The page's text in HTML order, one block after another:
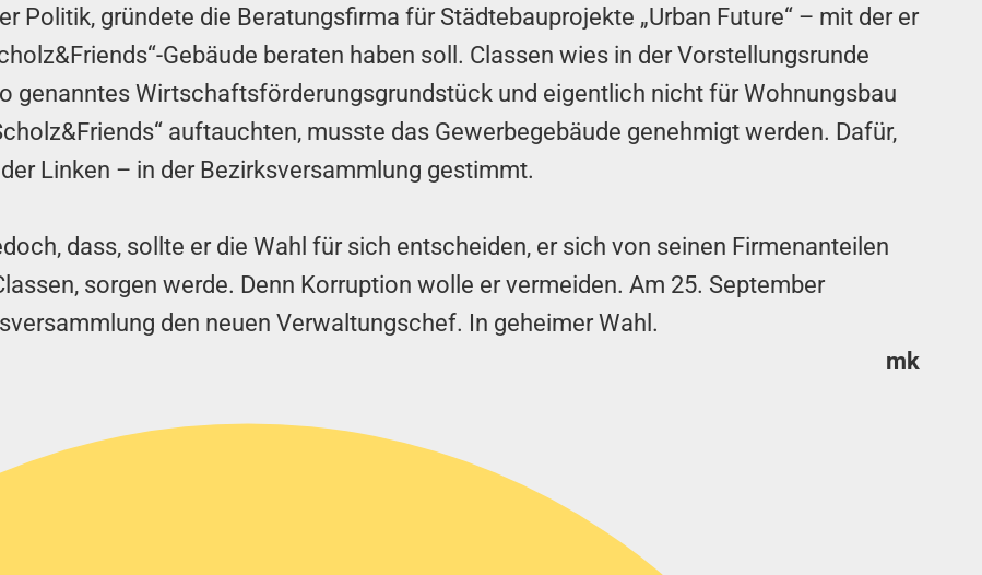
Politik, gründete die Beratungsfirma für Städtebauprojekte „Urban Future“ – mit der er
Gebäude beraten haben soll. Classen wies in der Vorstellungsrunde
genanntes Wirtschaftsförderungsgrundstück und eigentlich nicht für Wohnungsbau
auftauchten, musste das Gewerbegebäude genehmigt werden. Dafür,
Linken – in der Bezirksversammlung gestimmt.
dass, sollte er die Wahl für sich entscheiden, er sich von seinen Firmenanteilen
sorgen werde. Denn Korruption wolle er vermeiden. Am 25. September
den neuen Verwaltungschef. In geheimer Wahl.
mk